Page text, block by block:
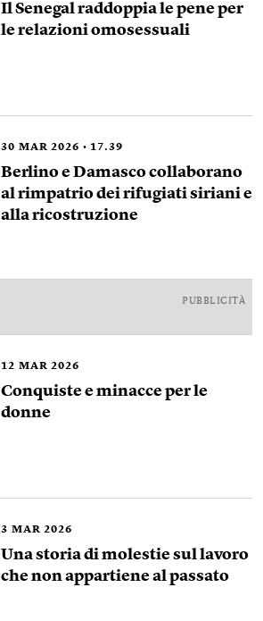
Il Senegal raddoppia le pene per
le relazioni omosessuali
30 MAR 2026 17.39
Berlino e Damasco collaborano
al rimpatrio dei rifugiati siriani e
alla ricostruzione
PUBBLICITÀ
12 MAR 2026
Conquiste e minacce per le
donne
3 MAR 2026
Una storia di molestie sul lavoro
che non appartiene al passato